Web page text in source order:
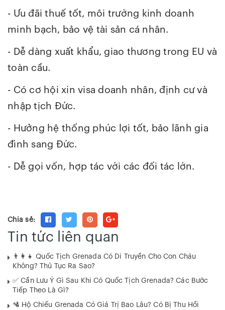
- Ưu đãi thuế tốt, môi trường kinh doanh
minh bạch, bảo vệ tài sản cá nhân.
- Dễ dàng xuất khẩu, giao thương trong EU và
toàn cầu.
- Có cơ hội xin visa doanh nhân, định cư và
nhập tịch Đức.
- Hưởng hệ thống phúc lợi tốt, bảo lãnh gia
đình sang Đức.
- Dễ gọi vốn, hợp tác với các đối tác lớn.
Chia sẻ:
Tin tức liên quan
👨‍👩‍👧 Quốc Tịch Grenada Có Di Truyền Cho Con Cháu
Không? Thủ Tục Ra Sao?
✅ Cần Lưu Ý Gì Sau Khi Có Quốc Tịch Grenada? Các Bước
Tiếp Theo Là Gì?
🛂 Hộ Chiếu Grenada Có Giá Trị Bao Lâu? Có Bị Thu Hồi